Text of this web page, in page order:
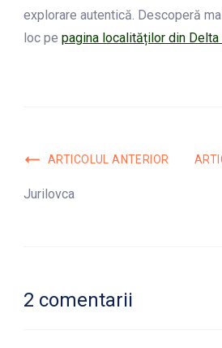
explorare autentică. Descoperă
loc pe pagina localităților din Delta
Navigare
în
ARTICOLUL ANTERIOR
Jurilovca
2 comentarii